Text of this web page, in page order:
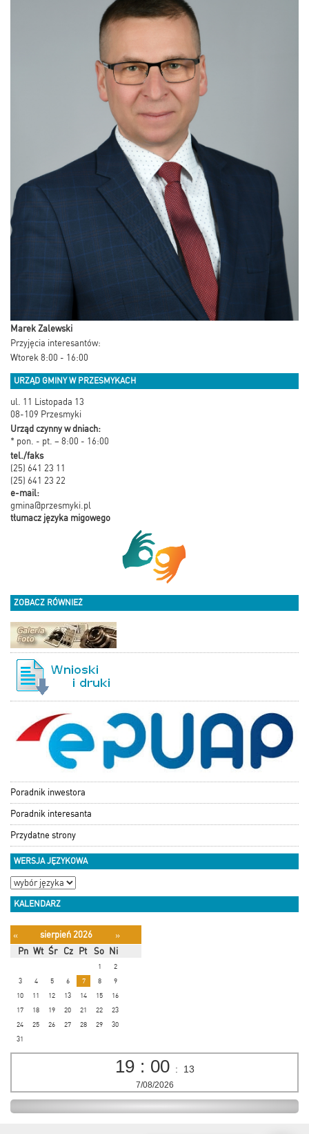
Marek Zalewski
Przyjęcia interesantów:
Wtorek 8:00 - 16:00
URZĄD GMINY W PRZESMYKACH
ul. 11 Listopada 13
08-109 Przesmyki
Urząd czynny w dniach:
* pon. - pt. – 8:00 - 16:00
tel./faks
(25) 641 23 11
(25) 641 23 22
e-mail:
gmina@przesmyki.pl
tłumacz języka migowego
ZOBACZ RÓWNIEŻ
Poradnik inwestora
Poradnik interesanta
Przydatne strony
WERSJA JĘZYKOWA
KALENDARZ
« sierpień 2026
»
Pn Wt Śr Cz Pt So Ni
1
2
3
4 5 6 7 8
9
10
11 12 13 14 15
16
17
18 19 20 21 22
23
24
25 26 27 28 29
30
31
19 : 00 : 13
7/08/2026